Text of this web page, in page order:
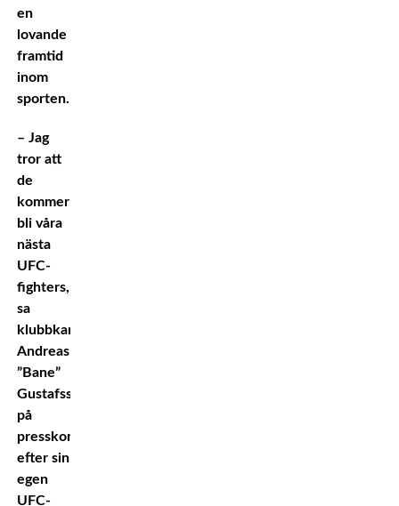
en
lovande
framtid
inom
sporten.
– Jag
tror att
de
kommer
bli våra
nästa
UFC-
fighters,
sa
klubbkamraten
Andreas
”Bane”
Gustafsson
på
presskonferensen
efter sin
egen
UFC-